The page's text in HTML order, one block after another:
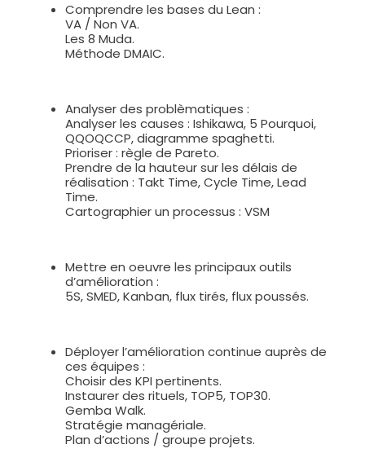
Comprendre les bases du Lean :
VA / Non VA.
Les 8 Muda.
Méthode DMAIC.
Analyser des problèmatiques :
Analyser les causes : Ishikawa, 5 Pourquoi,
QQOQCCP, diagramme spaghetti.
Prioriser : règle de Pareto.
Prendre de la hauteur sur les délais de
réalisation : Takt Time, Cycle Time, Lead
Time.
Cartographier un processus : VSM
Mettre en oeuvre les principaux outils
d’amélioration :
5S, SMED, Kanban, flux tirés, flux poussés.
Déployer l’amélioration continue auprès de
ces équipes :
Choisir des KPI pertinents.
Instaurer des rituels, TOP5, TOP30.
Gemba Walk.
Stratégie managériale.
Plan d’actions / groupe projets.